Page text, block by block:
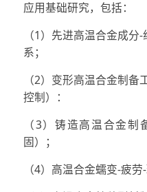
应用基础研究，包括：
（1）先进高温合金成
系；
（2）变形高温合金制
控制）：
（3）铸造高温合金
固）；
（4）高温合金蠕变-疲